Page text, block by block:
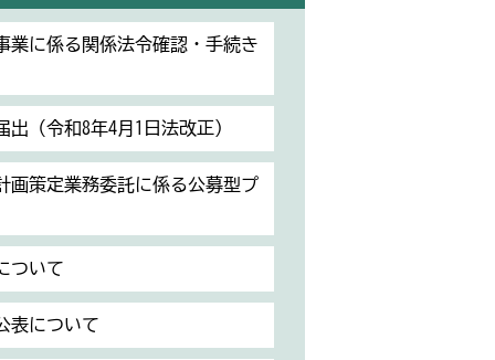
業に係る関係法令確認・手続き
（令和8年4月1日法改正）
画策定業務委託に係る公募型プ
ついて
表について